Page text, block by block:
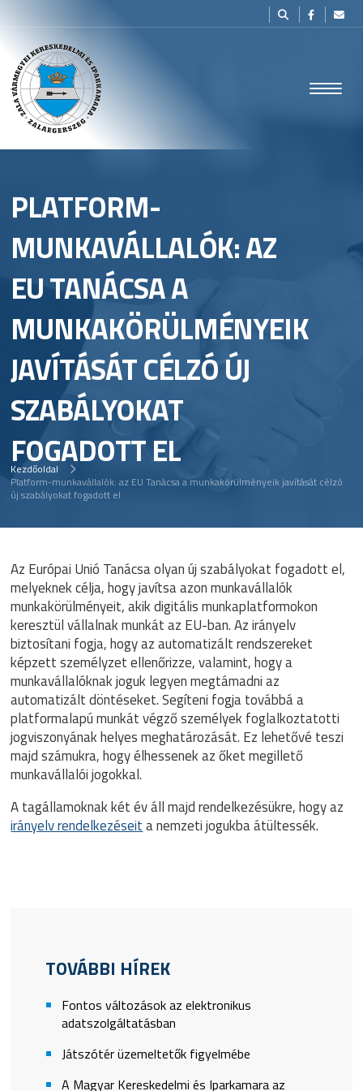
PLATFORM-
MUNKAVÁLLALÓK: AZ
EU TANÁCSA A
MUNKAKÖRÜLMÉNYEIK
JAVÍTÁSÁT CÉLZÓ ÚJ
SZABÁLYOKAT
FOGADOTT EL
Kezdőoldal
Platform-munkavállalók: az EU Tanácsa a munkakörülményeik javítását célzó
új szabályokat fogadott el
Az Európai Unió Tanácsa olyan új szabályokat fogadott el,
melyeknek célja, hogy javítsa azon munkavállalók
munkakörülményeit, akik digitális munkaplatformokon
keresztül vállalnak munkát az EU-ban. Az irányelv
biztosítani fogja, hogy az automatizált rendszereket
képzett személyzet ellenőrizze, valamint, hogy a
munkavállalóknak joguk legyen megtámadni az
automatizált döntéseket. Segíteni fogja továbbá a
platformalapú munkát végző személyek foglalkoztatotti
jogviszonyának helyes meghatározását. Ez lehetővé teszi
majd számukra, hogy élhessenek az őket megillető
munkavállalói jogokkal.
A tagállamoknak két év áll majd rendelkezésükre, hogy az
irányelv rendelkezéseita nemzeti jogukba átültessék.
TOVÁBBI HÍREK
Fontos változások az elektronikus
adatszolgáltatásban
Játszótér üzemeltetők figyelmébe
A Magyar Kereskedelmi és Iparkamara az